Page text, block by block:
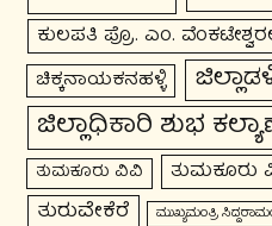
ಕುಲಪತಿ ಪ್ರೊ. ಎಂ.
ಚಿಕ್ಕನಾಯಕನಹಳ್ಳಿ
ಜಿಲ್ಲಾಧಿಕಾರಿ ಶುಭ
ತುಮಕೂರು ವಿವಿ ತುಮಕೂರು
ತುರುವೇಕೆರೆ ಮುಖ್ಯಮಂತ್ರಿ